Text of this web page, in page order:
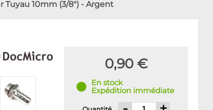
Tuyau 10mm (3/8") - Argent
0,90 €
En stock
Expédition immédiate